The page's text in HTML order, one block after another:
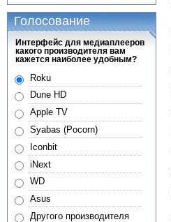
Голосование
Интерфейс для медиаплееров
какого производителя вам
кажется наиболее удобным?
Roku
Dune HD
Apple TV
Syabas (Pocorn)
Iconbit
iNext
WD
Asus
Другого производителя